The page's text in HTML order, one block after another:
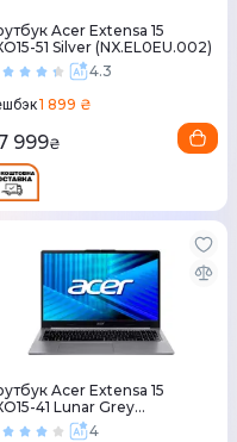
Acer Extensa 15
51 Silver (NX.EL0EU.002)
4.3
1 899 ₴
999₴
Acer Extensa 15
41 Lunar Grey
4